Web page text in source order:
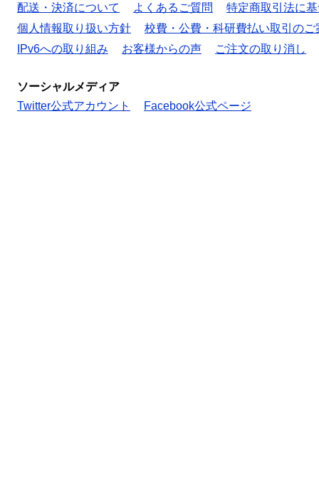
配送・決済について
よくあるご質問
特定商取引法に
個人情報取り扱い方針
校費・公費・科研費払い取引のご
IPv6への取り組み
お客様からの声 ご注文の取り消し
ソーシャルメディア
Twitter公式アカウント
Facebook公式ページ